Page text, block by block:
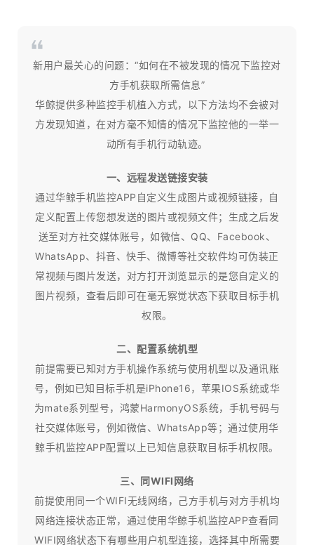
新用户最关心的问题：“如何在不被发现的情况下监控对
方手机获取所需信息”
华鲸提供多种监控手机植入方式，以下方法均不会被对
方发现知道，在对方毫不知情的情况下监控他的一举一
动所有手机行动轨迹。
一、远程发送链接安装
通过华鲸手机监控APP自定义生成图片或视频链接，自
定义配置上传您想发送的图片或视频文件；生成之后发
送至对方社交媒体账号，如微信、QQ、Facebook、
WhatsApp、抖音、快手、微博等社交软件均可伪装正
常视频与图片发送，对方打开浏览显示的是您自定义的
图片视频，查看后即可在毫无察觉状态下获取目标手机
权限。
二、配置系统机型
前提需要已知对方手机操作系统与使用机型以及通讯账
号，例如已知目标手机是iPhone16，苹果IOS系统或华
为mate系列型号，鸿蒙HarmonyOS系统，手机号码与
社交媒体账号，例如微信、WhatsApp等；通过使用华
鲸手机监控APP配置以上已知信息获取目标手机权限。
三、同WIFI网络
前提使用同一个WIFI无线网络，己方手机与对方手机均
网络连接状态正常，通过使用华鲸手机监控APP查看同
WIFI网络状态下有哪些用户机型连接，选择其中所需要